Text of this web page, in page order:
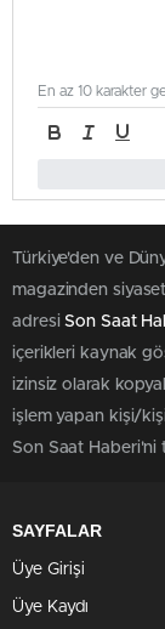
En az 10 karakter
Türkiye'den ve
magazinden
adresiSon Saat
içerikleri kaynak
izinsiz olarak
işlem yapan kişi/
Son Saat Haberi'ni
SAYFALAR
Üye Girişi
Üye Kaydı